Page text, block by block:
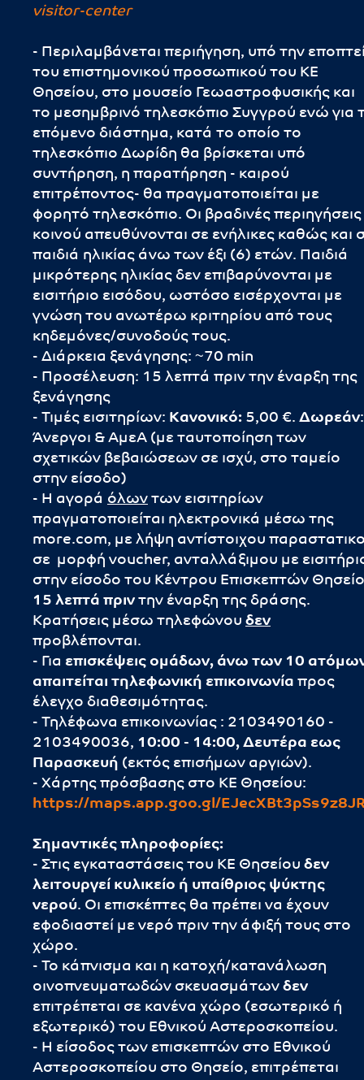
visitor-center
- Περιλαμβάνεται περιήγηση, υπό την
του επιστημονικού προσωπικού του ΚΕ
Θησείου, στο μουσείο Γεωαστροφυσικής και
το μεσημβρινό τηλεσκόπιο Συγγρού ενώ για
επόμενο διάστημα, κατά το οποίο το
τηλεσκόπιο Δωρίδη θα βρίσκεται υπό
συντήρηση, η παρατήρηση - καιρού
επιτρέποντος- θα πραγματοποιείται με
φορητό τηλεσκόπιο. Οι βραδινές περιηγήσεις
κοινού απευθύνονται σε ενήλικες καθώς και
παιδιά ηλικίας άνω των έξι (6) ετών. Παιδιά
μικρότερης ηλικίας δεν επιβαρύνονται με
εισιτήριο εισόδου, ωστόσο εισέρχονται με
γνώση του ανωτέρω κριτηρίου από τους
κηδεμόνες/συνοδούς τους.
- Διάρκεια ξενάγησης: ~70 min
- Προσέλευση: 15 λεπτά πριν την έναρξη της
ξενάγησης
- Τιμές εισιτηρίων: Κανονικό: 5,00 €. Δωρεάν:
Άνεργοι & ΑμεΑ (με ταυτοποίηση των
σχετικών βεβαιώσεων σε ισχύ, στο ταμείο
στην είσοδο)
- Η αγορά όλων των εισιτηρίων
πραγματοποιείται ηλεκτρονικά μέσω της
more.com, με λήψη αντίστοιχου
σε μορφή voucher, ανταλλάξιμου με
στην είσοδο του Κέντρου Επισκεπτών
15 λεπτά πριν την έναρξη της δράσης.
Κρατήσεις μέσω τηλεφώνου δεν
προβλέπονται.
- Για επισκέψεις ομάδων, άνω των 10
απαιτείται τηλεφωνική επικοινωνία προς
έλεγχο διαθεσιμότητας.
- Τηλέφωνα επικοινωνίας : 2103490160 -
2103490036, 10:00 - 14:00, Δευτέρα εως
Παρασκευή (εκτός επισήμων αργιών).
- Χάρτης πρόσβασης στο ΚΕ Θησείου:
https://maps.app.goo.gl/
Σημαντικές πληροφορίες:
- Στις εγκαταστάσεις του ΚΕ Θησείου δεν
λειτουργεί κυλικείο ή υπαίθριος ψύκτης
νερού. Οι επισκέπτες θα πρέπει να έχουν
εφοδιαστεί με νερό πριν την άφιξή τους στο
χώρο.
- Το κάπνισμα και η κατοχή/κατανάλωση
οινοπνευματωδών σκευασμάτων δεν
επιτρέπεται σε κανένα χώρο (εσωτερικό ή
εξωτερικό) του Εθνικού Αστεροσκοπείου.
- Η είσοδος των επισκεπτών στο Εθνικού
Αστεροσκοπείου στο Θησείο, επιτρέπεται